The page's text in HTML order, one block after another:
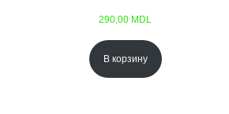
290,00 MDL
В корзину